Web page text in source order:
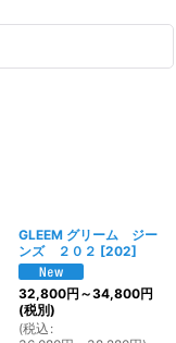
GLEEM グリーム ジー
ンズ ２０２ [202]
32,800円 ～34,800円
(税別)
(税込 :